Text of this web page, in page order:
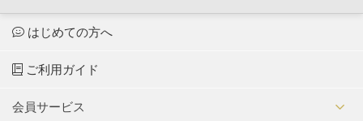
はじめての方へ
ご利用ガイド
会員サービス